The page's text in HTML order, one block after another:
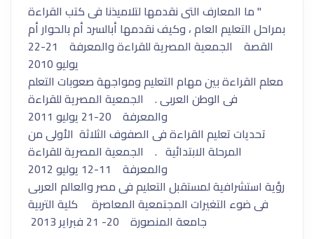
" ما المعارف التى نقدمها لتلاميذنا فى كتب القراءة
بمراحل التعليم العام ، وكيف نقدمها أبالسرد أم بالحوار أم
القصة الجمعية المصرية للقراءة والمعرفة 21-22
يوليو 2010
معلم القراءة بين مهام التعليم ومواجهة صعوبات التعلم
فى الوطن العربى . الجمعية المصرية للقراءة
والمعرفة 20-21 يوليو 2011
تحديات تعليم القراءة فى الصفوف الثلاثة الأولى من
المرحلة الابتدائية . الجمعية المصرية للقراءة
والمعرفة 11-12 يوليو 2012
رؤية استشرافية لمستقبل التعليم فى مصر والعالم العربى
فى ضوء التغيرات المجتمعية المعاصرة كلية التربية
جامعة المنصورة 20- 21 فبراير 2013